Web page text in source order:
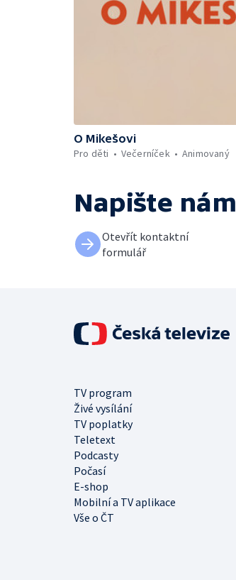
O Mikešovi
Pro děti
Večerníček Animovaný
Napište nám
Otevřít kontaktní
formulář
TV program
Živé vysílání
TV poplatky
Teletext
Podcasty
Počasí
E-shop
Mobilní a TV aplikace
Vše o ČT